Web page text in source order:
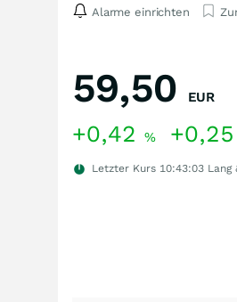
Alarme einrichten
59,50 EUR
+0,42 % +0,25
Letzter Kurs 10:43:03 Lang